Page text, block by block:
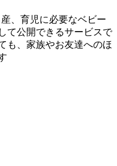
、育児に必要なベビー
て公開できるサービスで
も、家族やお友達へのほ